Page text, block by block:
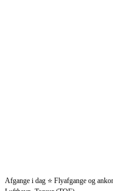
Afgange i dag ⭐ Flyafgange og